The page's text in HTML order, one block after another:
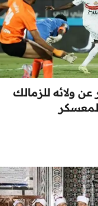
عن ولائه للزمالك